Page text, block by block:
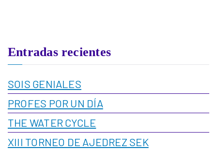
Entradas recientes
SOIS GENIALES
PROFES POR UN DÍA
THE WATER CYCLE
XIII TORNEO DE AJEDREZ SEK